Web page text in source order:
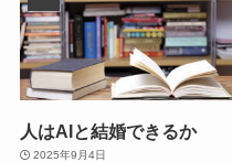
人はAIと結婚できるか
2025年9月4日